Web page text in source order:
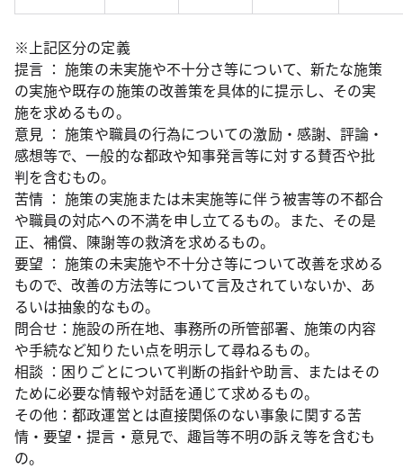
※上記区分の定義
提言 ： 施策の未実施や不十分さ等について、新たな施策
の実施や既存の施策の改善策を具体的に提示し、その実
施を求めるもの。
意見 ： 施策や職員の行為についての激励・感謝、評論・
感想等で、一般的な都政や知事発言等に対する賛否や批
判を含むもの。
苦情 ： 施策の実施または未実施等に伴う被害等の不都合
や職員の対応への不満を申し立てるもの。また、その是
正、補償、陳謝等の救済を求めるもの。
要望 ： 施策の未実施や不十分さ等について改善を求める
もので、改善の方法等について言及されていないか、あ
るいは抽象的なもの。
問合せ：施設の所在地、事務所の所管部署、施策の内容
や手続など知りたい点を明示して尋ねるもの。
相談 ：困りごとについて判断の指針や助言、またはその
ために必要な情報や対話を通じて求めるもの。
その他：都政運営とは直接関係のない事象に関する苦
情・要望・提言・意見で、趣旨等不明の訴え等を含むも
の。